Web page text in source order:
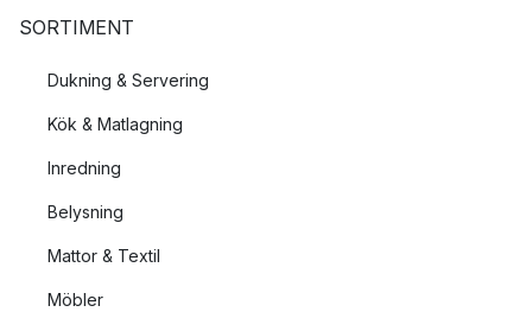
SORTIMENT
Dukning & Servering
Kök & Matlagning
Inredning
Belysning
Mattor & Textil
Möbler